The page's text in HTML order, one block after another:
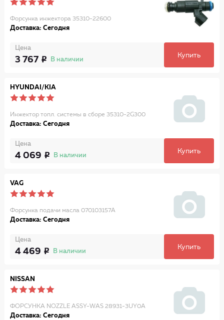
Форсунка инжектора 35310-22600
Доставка: Сегодня
Цена
3 767 В наличии
Купить
HYUNDAI/KIA
Инжектор топл. системы в сборе 35310-2G300
Доставка: Сегодня
Цена
4 069 В наличии
Купить
VAG
Форсунка подачи масла 070103157A
Доставка: Сегодня
Цена
4 469 В наличии
Купить
NISSAN
ФОРСУНКА NOZZLE ASSY-WAS 28931-3UY0A
Доставка: Сегодня